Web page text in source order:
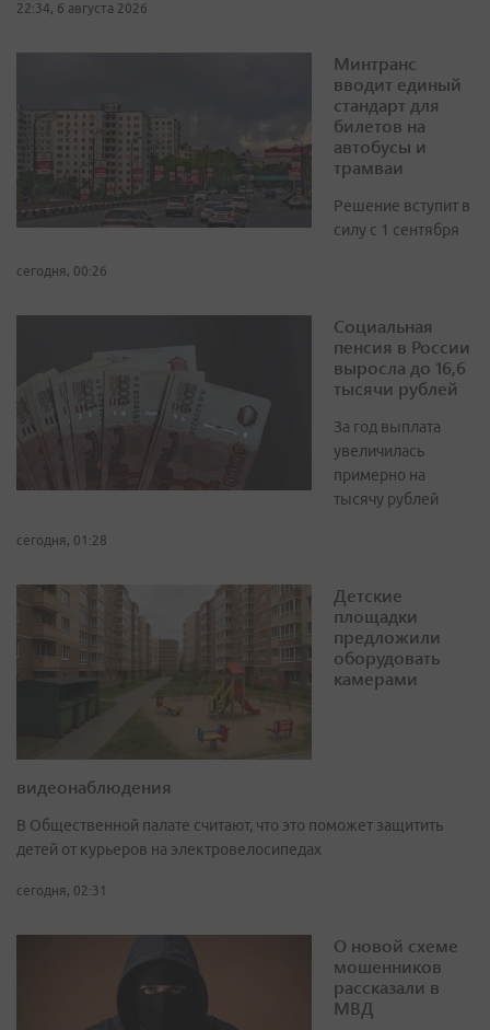
22:34, 6 августа 2026
Минтранс
вводит единый
стандарт для
билетов на
автобусы и
трамваи
Решение вступит в
силу с 1 сентября
сегодня, 00:26
Социальная
пенсия в России
выросла до 16,6
тысячи рублей
За год выплата
увеличилась
примерно на
тысячу рублей
сегодня, 01:28
Детские
площадки
предложили
оборудовать
камерами
видеонаблюдения
В Общественной палате считают, что это поможет защитить
детей от курьеров на электровелосипедах
сегодня, 02:31
О новой схеме
мошенников
рассказали в
МВД